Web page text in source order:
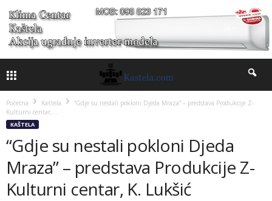
Početna Kaštela
“Gdje su nestali pokloni Djeda Mraza” – predstava Produkcije Z-
Kulturni centar,...
KAŠTELA
“Gdje su nestali pokloni Djeda
Mraza” – predstava Produkcije Z-
Kulturni centar, K. Lukšić